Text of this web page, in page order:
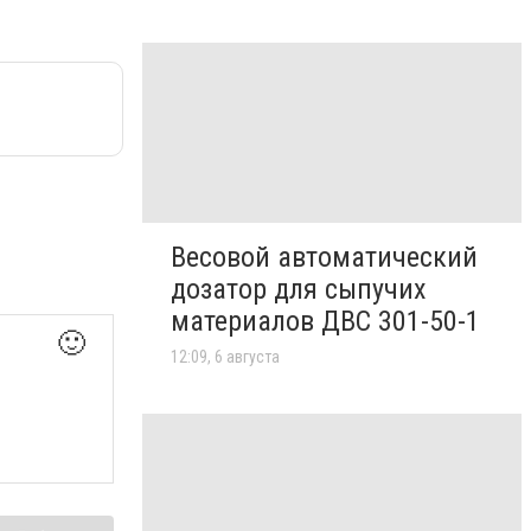
🙂
Весовой автоматический
дозатор для сыпучих
материалов ДВС 301-50-1
12:09, 6 августа